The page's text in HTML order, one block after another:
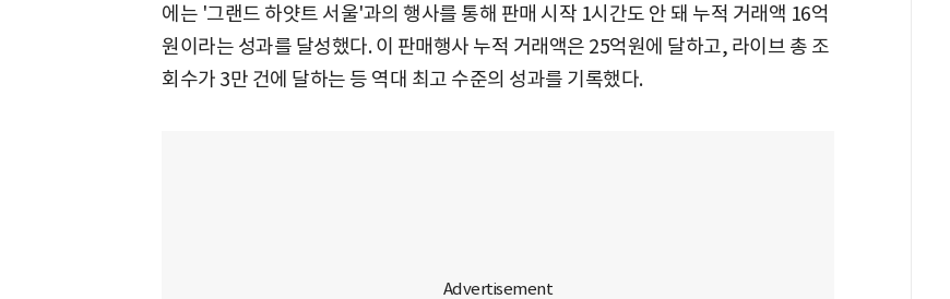
에는 '그랜드 하얏트 서울'과의 행사를 통해 판매 시작 1시간도 안 돼 누적 거래액 16억
원이라는 성과를 달성했다. 이 판매행사 누적 거래액은 25억원에 달하고, 라이브 총 조
회수가 3만 건에 달하는 등 역대 최고 수준의 성과를 기록했다.